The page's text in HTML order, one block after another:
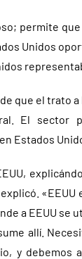
permite
Unidos
que el trato
El sector
Estados
a EEUU
allí.
y debemos